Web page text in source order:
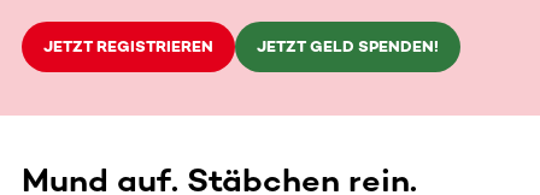
JETZT REGISTRIEREN JETZT GELD SPENDEN!
Mund auf. Stäbchen rein.